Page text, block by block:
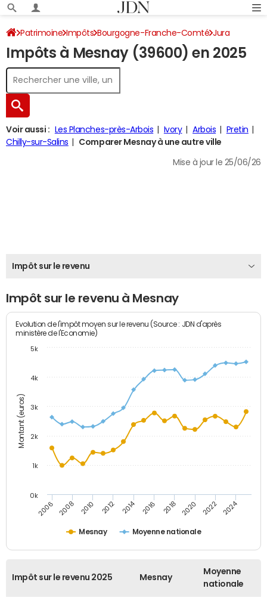
Patrimoine Impôts Bourgogne-Franche-Comté Jura
Mesnay Impôt sur le revenu
Impôts à Mesnay (39600) en 2025
Voir aussi : Les Planches-près-Arbois Ivory Arbois
Pretin
Chilly-sur-Salins
Comparer Mesnay à une autre ville
Mise à jour le 25/06/26
Impôt sur le revenu
Impôt sur le revenu à Mesnay
Montant (euros)
Evolution de l'impôt moyen sur le revenu (Source : JDN d'après
ministère de l'Economie)
Mesnay Moyenne nationale
2006 2008 2010 2012 2014 2016 2018 2020 2022 2024
0k
1k
2k
3k
4k
5k
Impôt sur le revenu 2025 Mesnay
Moyenne
nationale